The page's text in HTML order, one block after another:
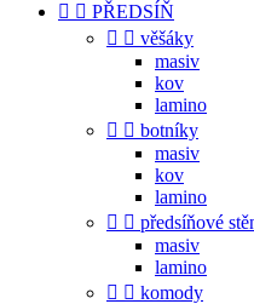
  PŘEDSÍŇ
  věšáky
masiv
kov
lamino
  botníky
masiv
kov
lamino
  předsíňové
masiv
lamino
  komody